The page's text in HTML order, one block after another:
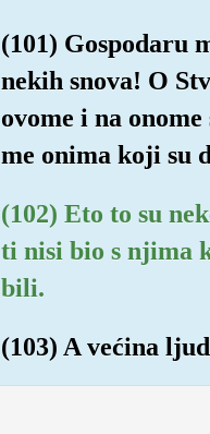
(101) Gospodaru
nekih snova! O
ovome i na
me onima koji su
(102) Eto to su
ti nisi bio s njima
bili.
(103) A većina